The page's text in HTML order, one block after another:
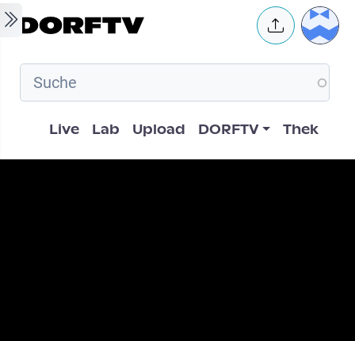
Skip to main content User
Hauptnavigation
Live Lab Upload DORFTV Thek